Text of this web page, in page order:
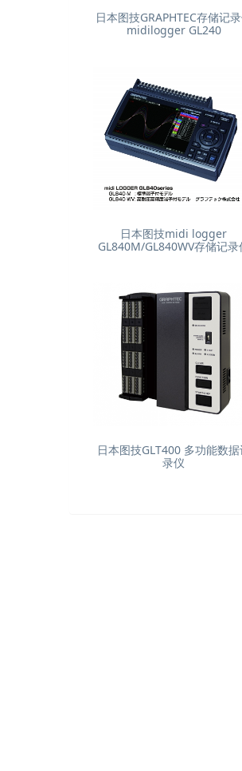
日本图技GRAPHTEC存储记
midilogger GL240
日本图技midi logger
GL840M/GL840WV存储记录
日本图技GLT400 多功能数
录仪